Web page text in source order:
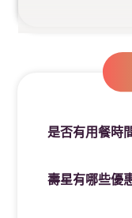
---
---
是否有用餐時
壽星有哪些優